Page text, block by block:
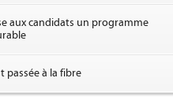
aux candidats un programme
passée à la fibre